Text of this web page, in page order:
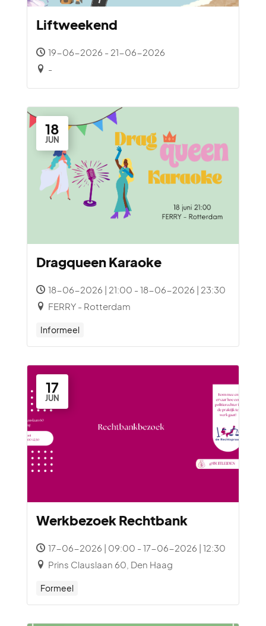
Liftweekend
19-06-2026 - 21-06-2026
-
18
JUN
Dragqueen Karaoke
18-06-2026 | 21:00 - 18-06-2026 | 23:30
FERRY - Rotterdam
Informeel
17
JUN
Werkbezoek Rechtbank
17-06-2026 | 09:00 - 17-06-2026 | 12:30
Prins Clauslaan 60, Den Haag
Formeel